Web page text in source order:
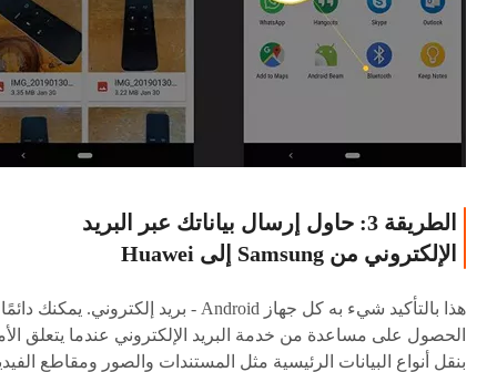
الطريقة 3: حاول إرسال بياناتك عبر البريد
الإلكتروني من Samsung إلى Huawei
هذا بالتأكيد شيء به كل جهاز Android - بريد إلكتروني. يمكنك دائمًا
الحصول على مساعدة من خدمة البريد الإلكتروني عندما يتعلق
بنقل أنواع البيانات الرئيسية مثل المستندات والصور ومقاطع